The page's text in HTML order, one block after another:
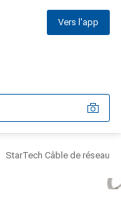
Vers l'app
StarTech Câble de réseau